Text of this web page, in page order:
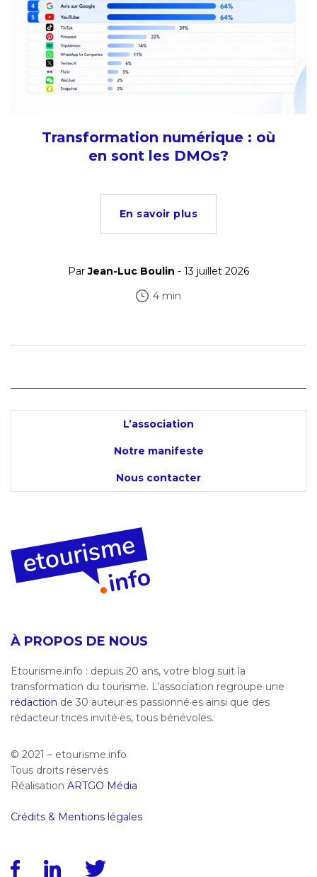
Transformation numérique : où
en sont les DMOs?
En savoir plus
ParJean-Luc Boulin - 13 juillet 2026
4 min
L’association
Notre manifeste
Nous contacter
À PROPOS DE NOUS
Etourisme.info : depuis 20 ans, votre blog suit la
transformation du tourisme. L’association regroupe une
rédaction de 30 auteur·es passionné·es ainsi que des
rédacteur·trices invité·es, tous bénévoles.
© 2021 – etourisme.info
Tous droits réservés
Réalisation ARTGO Média
Crédits & Mentions légales